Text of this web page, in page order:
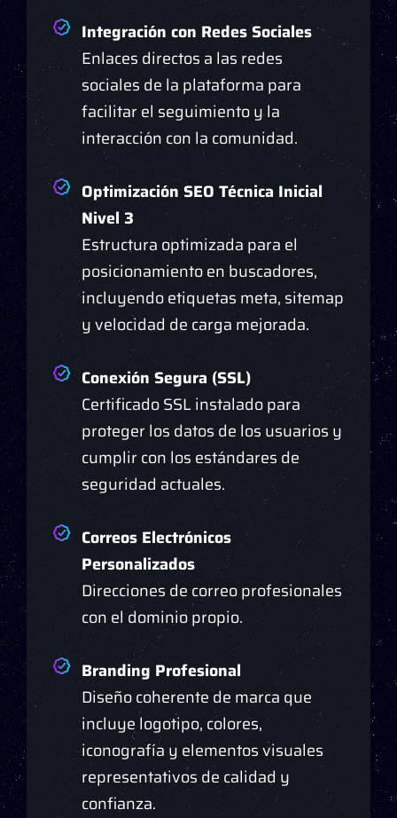
Integración con Redes Sociales
Enlaces directos a las redes
sociales de la plataforma para
facilitar el seguimiento y la
interacción con la comunidad.
Optimización SEO Técnica Inicial
Nivel 3
Estructura optimizada para el
posicionamiento en buscadores,
incluyendo etiquetas meta, sitemap
y velocidad de carga mejorada.
Conexión Segura (SSL)
Certificado SSL instalado para
proteger los datos de los usuarios y
cumplir con los estándares de
seguridad actuales.
Correos Electrónicos
Personalizados
Direcciones de correo profesionales
con el dominio propio.
Branding Profesional
Diseño coherente de marca que
incluye logotipo, colores,
iconografía y elementos visuales
representativos de calidad y
confianza.